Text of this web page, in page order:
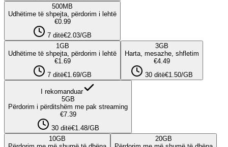
500MB
Udhëtime të shpejta, përdorim i lehtë
€0.99
7 ditë€2.03/GB
1 GB
Udhëtime të shpejta, përdorim i lehtë
€1.69
7 ditë€1.69/GB
3GB
Harta, mesazhe, shfletim
€4.49
30 ditë€1.50/GB
I rekomanduar
5GB
Përdorim i përditshëm me pak streaming
€7.39
30 ditë€1.48/GB
10GB
20GB